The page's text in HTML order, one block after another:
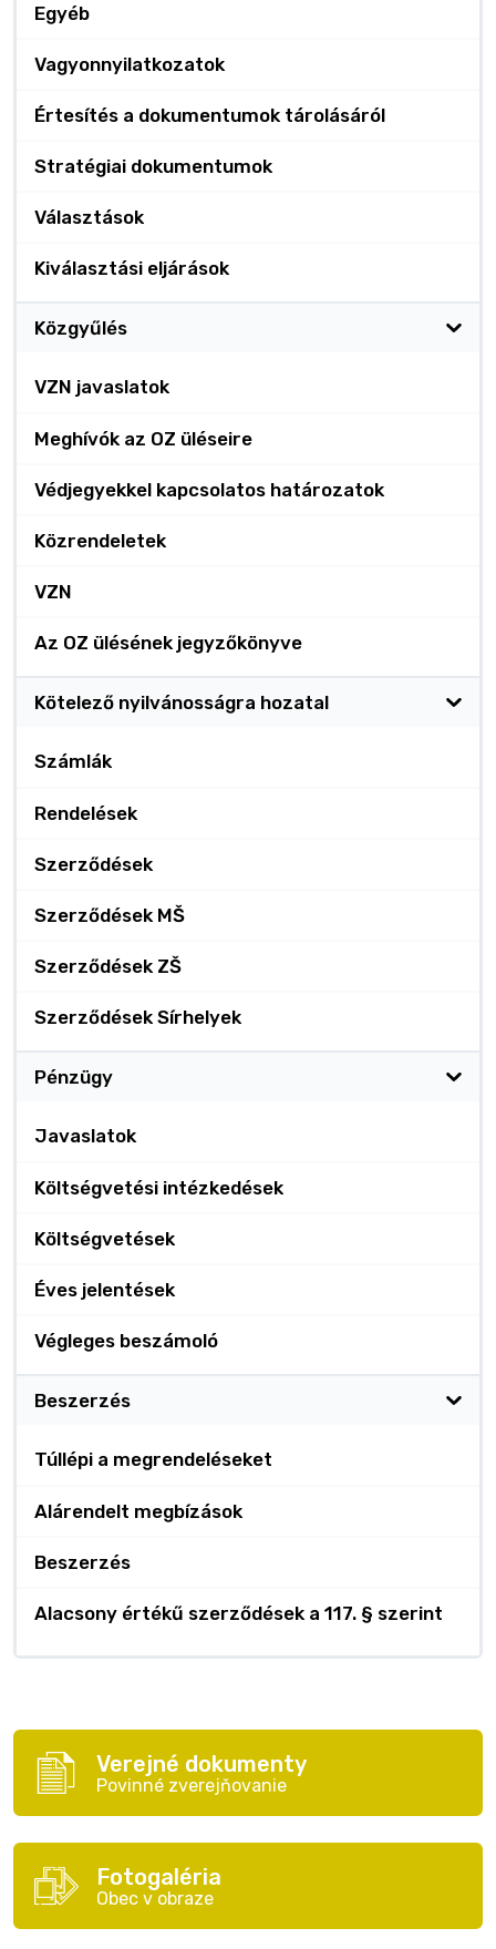
Egyéb
Vagyonnyilatkozatok
Értesítés a dokumentumok tárolásáról
Stratégiai dokumentumok
Választások
Kiválasztási eljárások
Közgyűlés
VZN javaslatok
Meghívók az OZ üléseire
Védjegyekkel kapcsolatos határozatok
Közrendeletek
VZN
Az OZ ülésének jegyzőkönyve
Kötelező nyilvánosságra hozatal
Számlák
Rendelések
Szerződések
Szerződések MŠ
Szerződések ZŠ
Szerződések Sírhelyek
Pénzügy
Javaslatok
Költségvetési intézkedések
Költségvetések
Éves jelentések
Végleges beszámoló
Beszerzés
Túllépi a megrendeléseket
Alárendelt megbízások
Beszerzés
Alacsony értékű szerződések a 117. § szerint
Verejné dokumenty
Povinné zverejňovanie
Fotogaléria
Obec v obraze